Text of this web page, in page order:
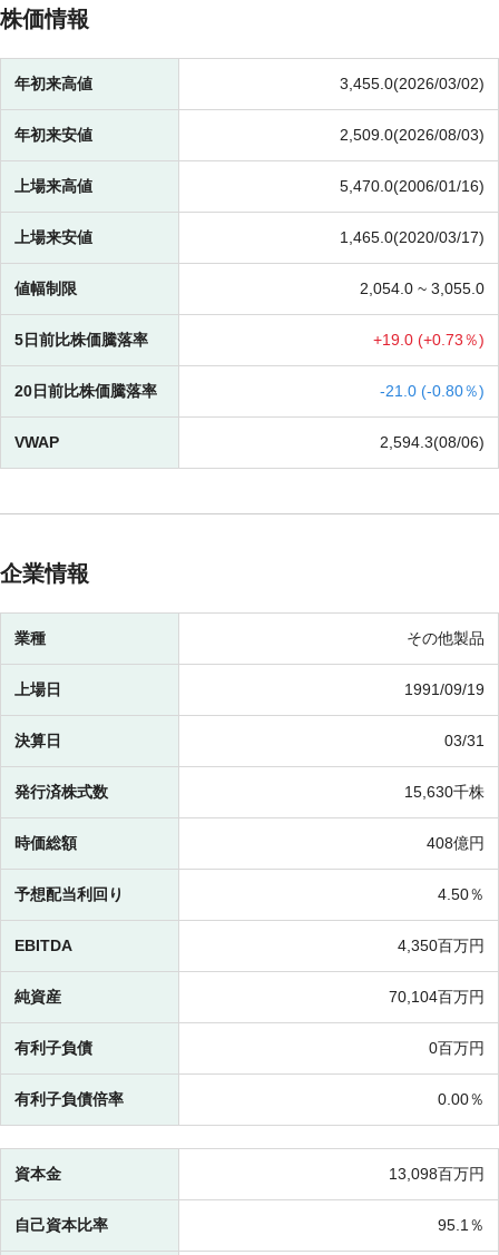
株価情報
年初来高値 3,455.0(2026/03/02)
年初来安値 2,509.0(2026/08/03)
上場来高値 5,470.0(2006/01/16)
上場来安値 1,465.0(2020/03/17)
値幅制限 2,054.0 ~ 3,055.0
5日前比株価騰落率 +19.0 (+0.73％)
20日前比株価騰落率 -21.0 (-0.80％)
VWAP 2,594.3(08/06)
企業情報
業種 その他製品
上場日 1991/09/19
決算日 03/31
発行済株式数 15,630千株
時価総額 408億円
予想配当利回り 4.50％
EBITDA 4,350百万円
純資産 70,104百万円
有利子負債 0百万円
有利子負債倍率 0.00％
資本金 13,098百万円
自己資本比率 95.1％